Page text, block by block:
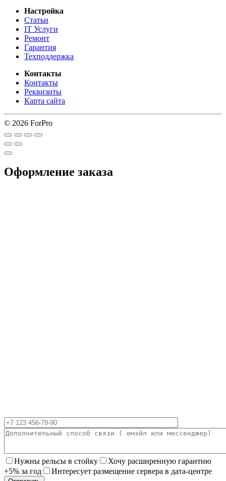
Настройка
Статьи
IT Услуги
Ремонт
Гарантия
Техподдержка
Контакты
Контакты
Реквизиты
Карта сайта
© 2026 ForPro
Оформление заказа
Нужны рельсы в стойку
Хочу расширенную гарантию
+5% за год
Интересует размещение сервера в дата-центре